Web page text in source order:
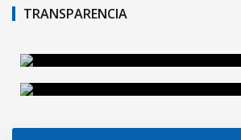
TRANSPARENCIA
EMPLEO
VER
SERVICIOS
VER